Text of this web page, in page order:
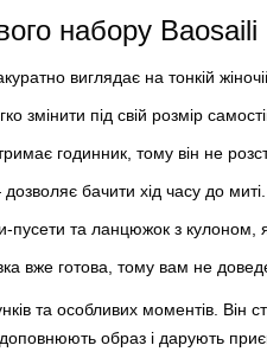
набору
виглядає на тонкій
змінити під свій розмір
годинник, тому він не
бачити хід часу до миті.
пусети та ланцюжок з кулоном,
вже готова, тому вам не
та особливих моментів.
образ і дарують